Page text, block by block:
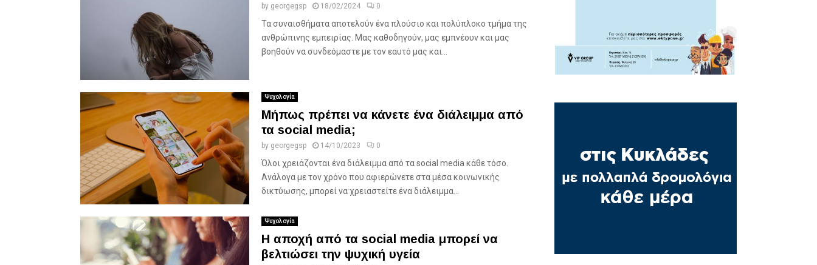
by georgegsp 18/02/2024 0
Τα συναισθήματα αποτελούν ένα πλούσιο και πολύπλοκο τμήμα της
ανθρώπινης εμπειρίας. Μας καθοδηγούν, μας εμπνέουν και μας
βοηθούν να συνδεόμαστε με τον εαυτό μας και...
Ψυχολογία
Μήπως πρέπει να κάνετε ένα διάλειμμα από
τα social media;
by georgegsp 14/10/2023 0
Όλοι χρειάζονται ένα διάλειμμα από τα social media κάθε τόσο.
Ανάλογα με τον χρόνο που αφιερώνετε στα μέσα κοινωνικής
δικτύωσης, μπορεί να χρειαστείτε ένα διάλειμμα...
Ψυχολογία
Η αποχή από τα social media μπορεί να
βελτιώσει την ψυχική υγεία